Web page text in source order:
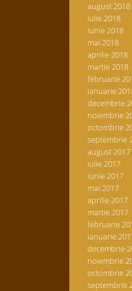
august 2018
iulie 2018
iunie 2018
mai 2018
aprilie 2018
martie 2018
februarie
ianuarie
decembrie
noiembrie
octombrie
septembrie
august 2017
iulie 2017
iunie 2017
mai 2017
aprilie 2017
martie 2017
februarie
ianuarie
decembrie
noiembrie
octombrie
septembrie